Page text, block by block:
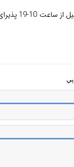
این نمایشگاه تا 25 خرداد ماه همه روزه بجز ایام تعطیل از ساعت 10-19 پذیرای